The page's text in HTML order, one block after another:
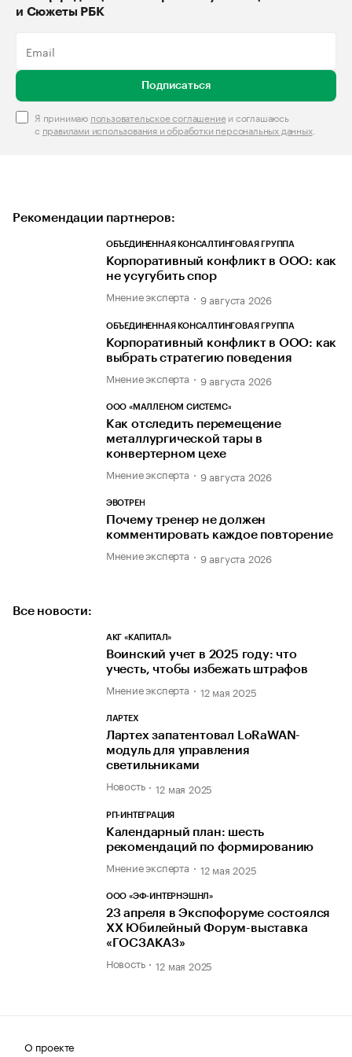
и Сюжеты РБК
Подписаться
Я принимаю пользовательское соглашениеи соглашаюсь
с правилами использования и обработки персональных данных.
Рекомендации партнеров:
ОБЪЕДИНЕННАЯ КОНСАЛТИНГОВАЯ ГРУППА
Корпоративный конфликт в ООО: как
не усугубить спор
Мнение эксперта 9 августа 2026
ОБЪЕДИНЕННАЯ КОНСАЛТИНГОВАЯ ГРУППА
Корпоративный конфликт в ООО: как
выбрать стратегию поведения
Мнение эксперта 9 августа 2026
ООО «МАЛЛЕНОМ СИСТЕМС»
Как отследить перемещение
металлургической тары в
конвертерном цехе
Мнение эксперта 9 августа 2026
ЭВОТРЕН
Почему тренер не должен
комментировать каждое повторение
Мнение эксперта 9 августа 2026
Все новости:
АКГ «КАПИТАЛ»
Воинский учет в 2025 году: что
учесть, чтобы избежать штрафов
Мнение эксперта 12 мая 2025
ЛАРТЕХ
Лартех запатентовал LoRaWAN-
модуль для управления
светильниками
Новость 12 мая 2025
РП-ИНТЕГРАЦИЯ
Календарный план: шесть
рекомендаций по формированию
Мнение эксперта 12 мая 2025
ООО «ЭФ-ИНТЕРНЭШНЛ»
23 апреля в Экспофоруме состоялся
XX Юбилейный Форум-выставка
«ГОСЗАКАЗ»
Новость 12 мая 2025
О проекте